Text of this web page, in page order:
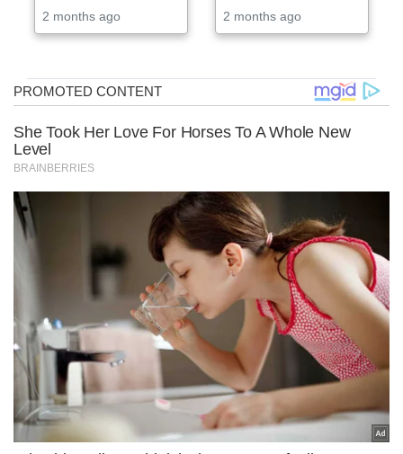
2 months ago 2 months ago